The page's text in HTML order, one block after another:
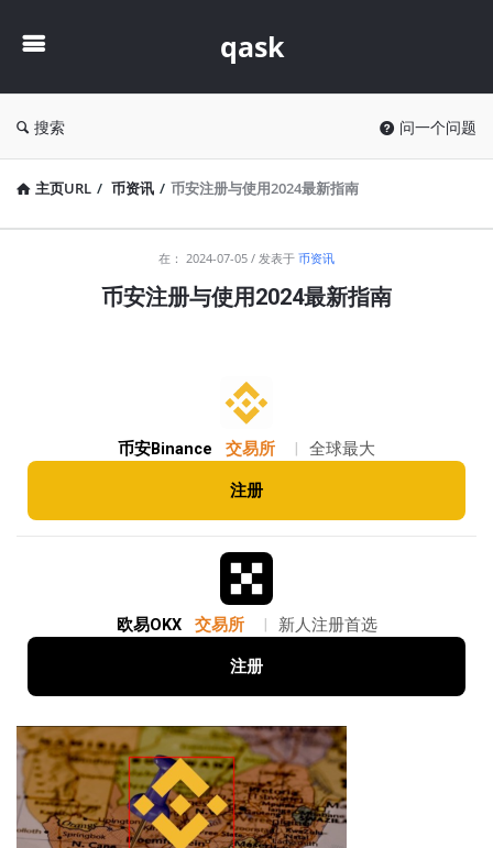
qask
搜索 问一个问题
主页URL / 币资讯 / 币安注册与使用2024最新指南
在： 2024-07-05 发表于 币资讯
币安注册与使用2024最新指南
币安Binance 交易所 全球最大
注册
欧易OKX 交易所 新人注册首选
注册